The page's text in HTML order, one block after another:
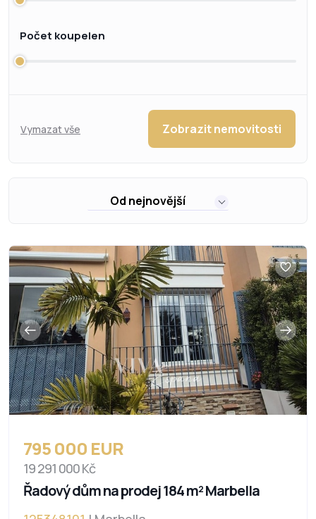
Počet koupelen
Vymazat vše Zobrazit nemovitosti
Od nejnovější
795 000 EUR
19 291 000 Kč
Řadový dům na prodej 184 m² Marbella